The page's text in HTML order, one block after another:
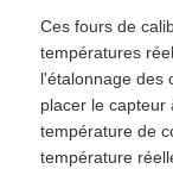
Ces fours de
températures
l'étalonnage des
placer le capteur
température de
température